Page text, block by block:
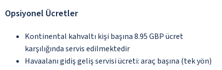
Opsiyonel Ücretler
Kontinental kahvaltı kişi başına 8.95 GBP ücret
karşılığında servis edilmektedir
Havaalanı gidiş geliş servisi ücreti: araç başına (tek yön)